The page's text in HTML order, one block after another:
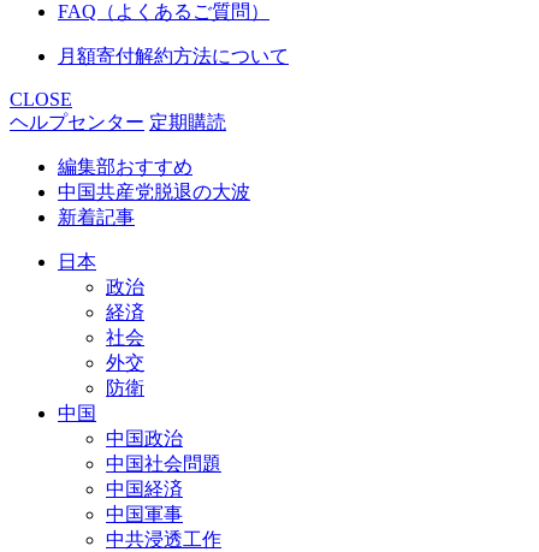
FAQ（よくあるご質問）
月額寄付解約方法について
CLOSE
ヘルプセンター 定期購読
編集部おすすめ
中国共産党脱退の大波
新着記事
日本
政治
経済
社会
外交
防衛
中国
中国政治
中国社会問題
中国経済
中国軍事
中共浸透工作